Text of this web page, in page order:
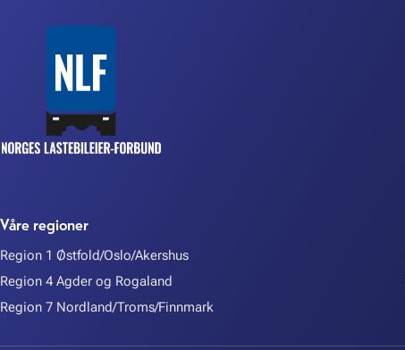
Våre regioner
Region 1 Østfold/Oslo/Akershus
Region 4 Agder og Rogaland
Region 7 Nordland/Troms/Finnmark